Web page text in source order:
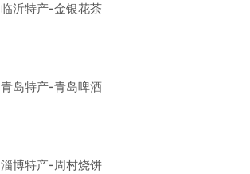
临沂特产-金银花茶
青岛特产-青岛啤酒
淄博特产-周村烧饼